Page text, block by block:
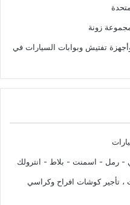
زونة
تفتيش وبوابات السيارات في
- رمل - اسمنت - بلاط - انترولك
، تأجير كوشات افراح وكراسي